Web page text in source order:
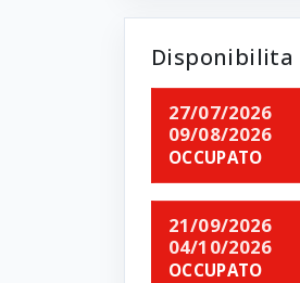
27/07/2026
09/08/2026
OCCUPATO
21/09/2026
04/10/2026
OCCUPATO